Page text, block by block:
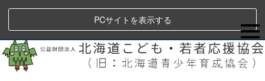
PCサイトを表示する